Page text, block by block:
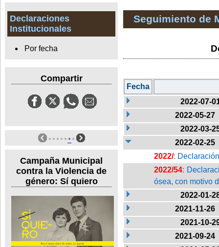
Declaraciones
Institucionales
Por fecha
Compartir
Campaña Municipal
contra la Violencia de
género: Sí quiero
Seguimiento de
Fecha
2022-07-
2022-05-27
2022-03-
2022-02-25
2022/:
2022/54:
ósea, con motivo
2022-01-
2021-11-26
2021-10-
2021-09-24